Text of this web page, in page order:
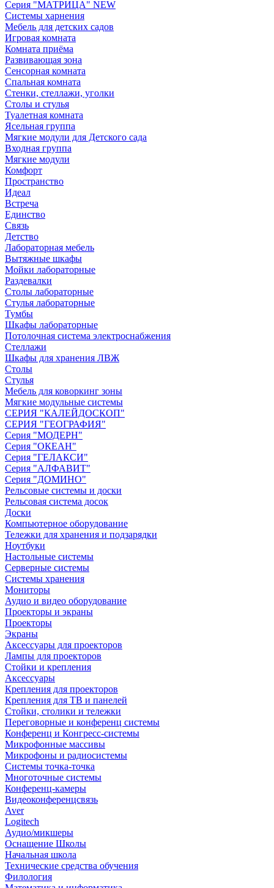
Серия "МАТРИЦА" NEW
Системы харнения
Мебель для детских садов
Игровая комната
Комната приёма
Развивающая зона
Сенсорная комната
Спальная комната
Стенки, стеллажи, уголки
Столы и стулья
Туалетная комната
Ясельная группа
Мягкие модули для Детского сада
Входная группа
Мягкие модули
Комфорт
Пространство
Идеал
Встреча
Единство
Связь
Детство
Лабораторная мебель
Вытяжные шкафы
Мойки лабораторные
Раздевалки
Столы лабораторные
Стулья лабораторные
Тумбы
Шкафы лабораторные
Потолочная система электроснабжения
Стеллажи
Шкафы для хранения ЛВЖ
Столы
Стулья
Мебель для коворкинг зоны
Мягкие модульные системы
СЕРИЯ "КАЛЕЙДОСКОП"
СЕРИЯ "ГЕОГРАФИЯ"
Серия "МОДЕРН"
Серия "ОКЕАН"
Серия "ГЕЛАКСИ"
Серия "АЛФАВИТ"
Серия "ДОМИНО"
Рельсовые системы и доски
Рельсовая система досок
Доски
Компьютерное оборудование
Тележки для хранения и подзарядки
Ноутбуки
Настольные системы
Серверные системы
Системы хранения
Мониторы
Аудио и видео оборудование
Проекторы и экраны
Проекторы
Экраны
Аксессуары для проекторов
Лампы для проекторов
Стойки и крепления
Аксессуары
Крепления для проекторов
Крепления для ТВ и панелей
Стойки, столики и тележки
Переговорные и конференц системы
Конференц и Конгресс-системы
Микрофонные массивы
Микрофоны и радиосистемы
Системы точка-точка
Многоточные системы
Конференц-камеры
Видеоконференцсвязь
Aver
Logitech
Аудио/микшеры
Оснащение Школы
Начальная школа
Технические средства обучения
Филология